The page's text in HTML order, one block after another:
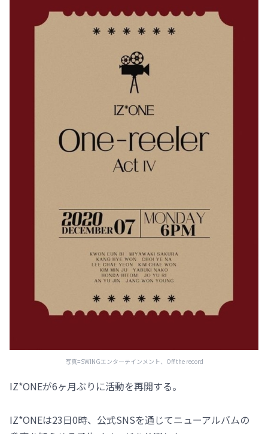
写真=SWINGエンターテインメント、Off the record
IZ*ONEが6ヶ月ぶりに活動を再開する。
IZ*ONEは23日0時、公式SNSを通じてニューアルバムの